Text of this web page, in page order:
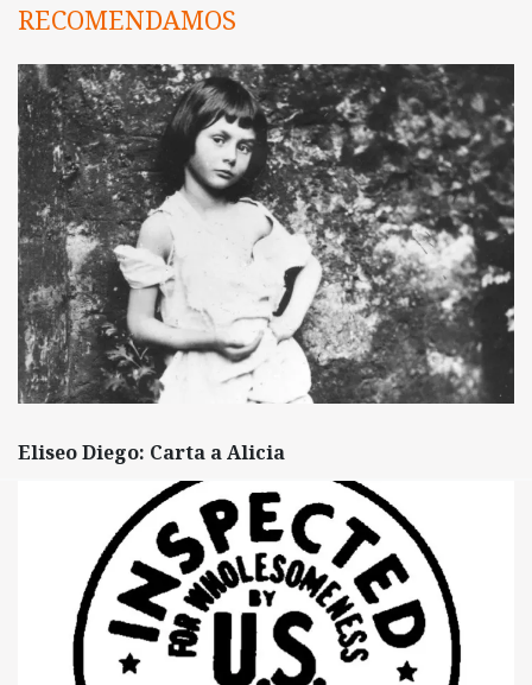
RECOMENDAMOS
Eliseo Diego: Carta a Alicia